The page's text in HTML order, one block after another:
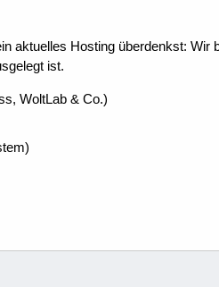
aktuelles Hosting überdenkst:
ist.
WoltLab & Co.)